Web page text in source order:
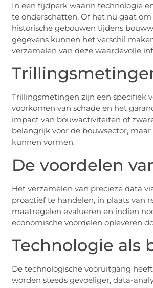
In een tijdperk waarin technologie
te onderschatten. Of het nu gaat
historische gebouwen tijdens
gegevens kunnen het verschil
verzamelen van deze waardevolle
Trillingsmetingen zijn een specifiek
voorkomen van schade en het
impact van bouwactiviteiten of
belangrijk voor de bouwsector,
kunnen vormen.
De voordelen
Het verzamelen van precieze data
proactief te handelen, in plaats van
maatregelen evalueren en indien
economische voordelen opleveren
Technologie als
De technologische vooruitgang
worden steeds gevoeliger, data-